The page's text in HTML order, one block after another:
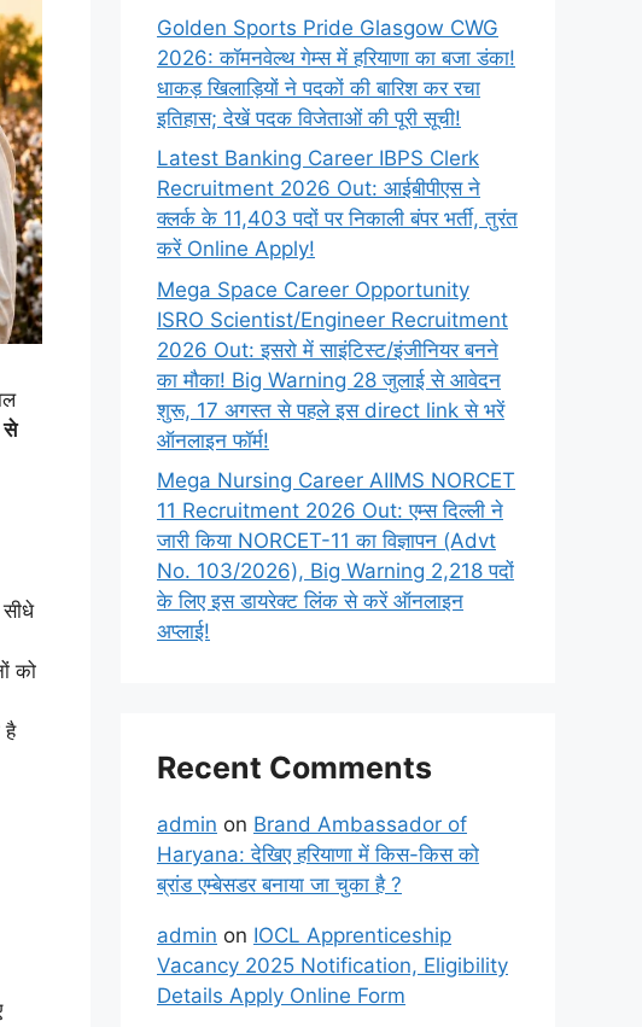
से
को
है
Golden Sports Pride Glasgow CWG
2026: कॉमनवेल्थ गेम्स में हरियाणा का बजा डंका!
धाकड़ खिलाड़ियों ने पदकों की बारिश कर रचा
इतिहास; देखें पदक विजेताओं की पूरी सूची!
Latest Banking Career IBPS Clerk
Recruitment 2026 Out: आईबीपीएस ने
क्लर्क के 11,403 पदों पर निकाली बंपर भर्ती, तुरंत
करें Online Apply!
Mega Space Career Opportunity
ISRO Scientist/Engineer Recruitment
2026 Out: इसरो में साइंटिस्ट/इंजीनियर बनने
का मौका! Big Warning 28 जुलाई से आवेदन
शुरू, 17 अगस्त से पहले इस direct link से भरें
ऑनलाइन फॉर्म!
Mega Nursing Career AIIMS NORCET
11 Recruitment 2026 Out: एम्स दिल्ली ने
जारी किया NORCET-11 का विज्ञापन (Advt
No. 103/2026), Big Warning 2,218 पदों
के लिए इस डायरेक्ट लिंक से करें ऑनलाइन
अप्लाई!
Recent Comments
admin on Brand Ambassador of
Haryana: देखिए हरियाणा में किस-किस को
ब्रांड एम्बेसडर बनाया जा चुका है ?
admin on IOCL Apprenticeship
Vacancy 2025 Notification, Eligibility
Details Apply Online Form